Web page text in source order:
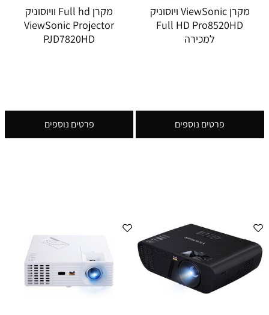
מקרן ViewSonic ויוסוניק
Full HD Pro8520HD
למכירה
פרטים נוספים
מקרן Full hd וויוסוניק
ViewSonic Projector
PJD7820HD
פרטים נוספים